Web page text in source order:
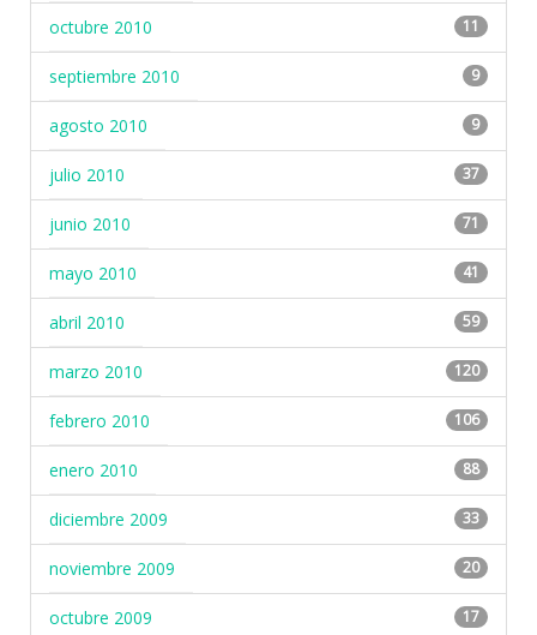
octubre 2010 11
septiembre 2010 9
agosto 2010 9
julio 2010 37
junio 2010 71
mayo 2010 41
abril 2010 59
marzo 2010 120
febrero 2010 106
enero 2010 88
diciembre 2009 33
noviembre 2009 20
octubre 2009 17